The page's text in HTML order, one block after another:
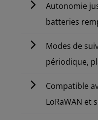
Autonomie
batteries
Modes de
périodique,
Compatible
LoRaWAN et